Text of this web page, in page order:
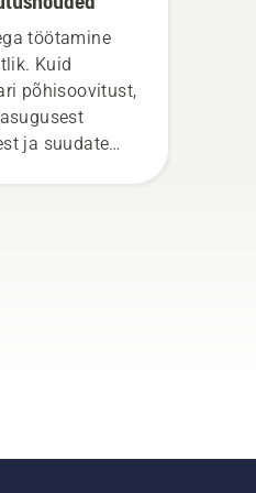
töötamine
Kuid
põhisoovitust,
ja suudate